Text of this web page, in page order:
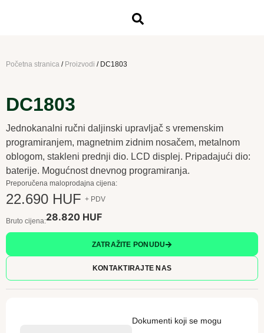
Početna stranica / Proizvodi / DC1803
DC1803
Jednokanalni ručni daljinski upravljač s vremenskim
programiranjem, magnetnim zidnim nosačem, metalnom
oblogom, stakleni prednji dio. LCD displej. Pripadajući dio:
baterije. Mogućnost dnevnog programiranja.
Preporučena maloprodajna cijena:
22.690 HUF + PDV
Bruto cijena:28.820 HUF
ZATRAŽITE PONUDU
KONTAKTIRAJTE NAS
Dokumenti koji se mogu